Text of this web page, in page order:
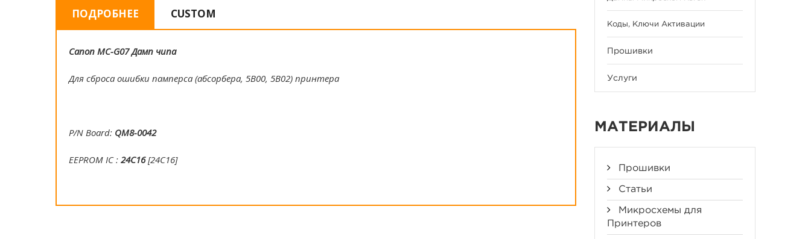
ПОДРОБНЕЕ CUSTOM
Canon MC-G07 Дамп чипа
Для сброса ошибки памперса (абсорбера, 5B00, 5B02) принтера
P/N Board: QM8-0042
EEPROM IC : 24C16[24C16]
Коды, Ключи Активации
Прошивки
Услуги
МАТЕРИАЛЫ
Прошивки
Статьи
Микросхемы для
Принтеров